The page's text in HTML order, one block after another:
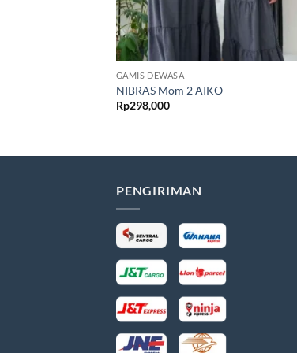
GAMIS DEWASA
NIBRAS Mom 2 AIKO
Rp298,000
PENGIRIMAN